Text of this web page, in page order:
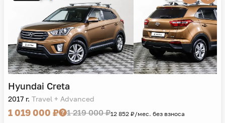
Hyundai Creta
2017 г. Travel + Advanced
1 019 000 ₽ 1 219 000 ₽12 852 ₽/мес. без взноса